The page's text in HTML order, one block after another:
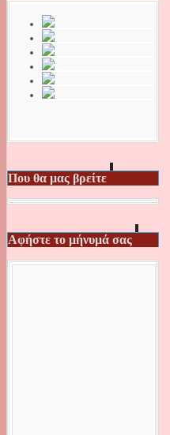
Που θα μας βρείτε
Αφήστε το μήνυμά σας